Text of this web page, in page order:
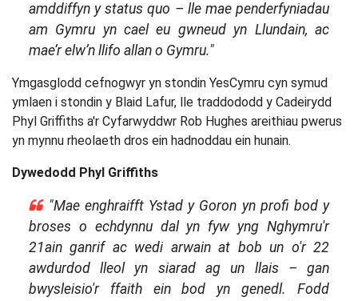
amddiffyn y status quo – lle mae penderfyniadau
am Gymru yn cael eu gwneud yn Llundain, ac
mae’r elw’n llifo allan o Gymru."
Ymgasglodd cefnogwyr yn stondin YesCymru cyn symud
ymlaen i stondin y Blaid Lafur, lle traddododd y Cadeirydd
Phyl Griffiths a'r Cyfarwyddwr Rob Hughes areithiau pwerus
yn mynnu rheolaeth dros ein hadnoddau ein hunain.
Dywedodd Phyl Griffiths
"Mae enghraifft Ystad y Goron yn profi bod y
broses o echdynnu dal yn fyw yng Nghymru'r
21ain ganrif ac wedi arwain at bob un o'r 22
awdurdod lleol yn siarad ag un llais – gan
bwysleisio'r ffaith ein bod yn genedl. Fodd